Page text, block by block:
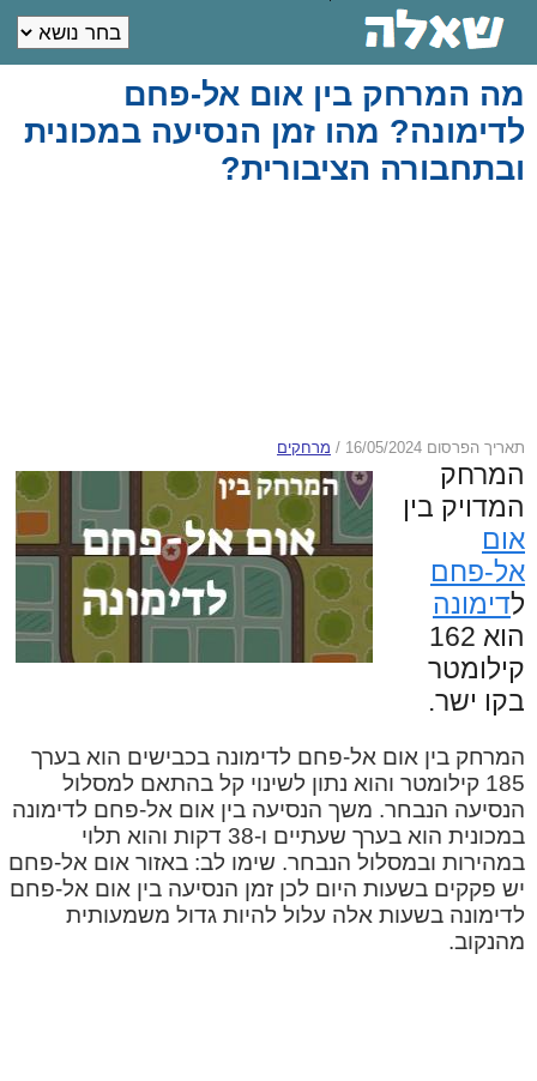
מה המרחק בין אום אל-פחם
לדימונה? מהו זמן הנסיעה במכונית
ובתחבורה הציבורית?
תאריך הפרסום 16/05/2024 / מרחקים
המרחק
המדויק בין
אום
אל-פחם
לדימונה
הוא 162
קילומטר
בקו ישר.
המרחק בין אום אל-פחם לדימונה בכבישים הוא בערך
185 קילומטר והוא נתון לשינוי קל בהתאם למסלול
הנסיעה הנבחר. משך הנסיעה בין אום אל-פחם לדימונה
במכונית הוא בערך שעתיים ו-38 דקות והוא תלוי
במהירות ובמסלול הנבחר. שימו לב: באזור אום אל-פחם
יש פקקים בשעות היום לכן זמן הנסיעה בין אום אל-פחם
לדימונה בשעות אלה עלול להיות גדול משמעותית
מהנקוב.